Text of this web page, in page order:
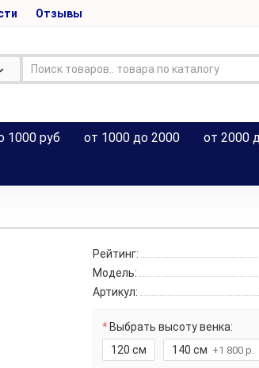
Отзывы
1000 руб от 1000 до 2000 от 2000
Рейтинг:
Модель:
Артикул:
Выбрать высоту венка:
120 см
140 см +1 800 р.